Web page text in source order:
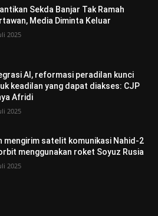
Sekda Banjar Tak Ramah
Media Diminta Keluar
2025
AI, reformasi peradilan kunci
keadilan yang dapat diakses: CJP
Afridi
2025
mengirim satelit komunikasi Nahid-2
menggunakan roket Soyuz Rusia
2025